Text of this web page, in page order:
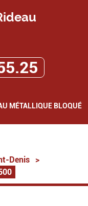
MÉTALLIQUE BLOQUÉ
Denis
>